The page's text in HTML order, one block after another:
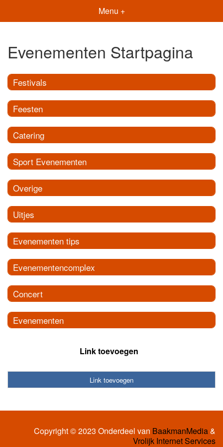
Menu +
Evenementen Startpagina
Festivals
Feesten
Catering
Sport Evenementen
Overige
Uitjes
Evenementen tips
Evenementencomplex
Concert
Evenementen
Link toevoegen
Link toevoegen
Copyright © 2023 Onderdeel van BaakmanMedia&
Vrolijk Internet Services